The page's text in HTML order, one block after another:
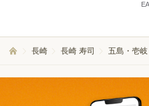
長崎 長崎 寿司 五島・壱